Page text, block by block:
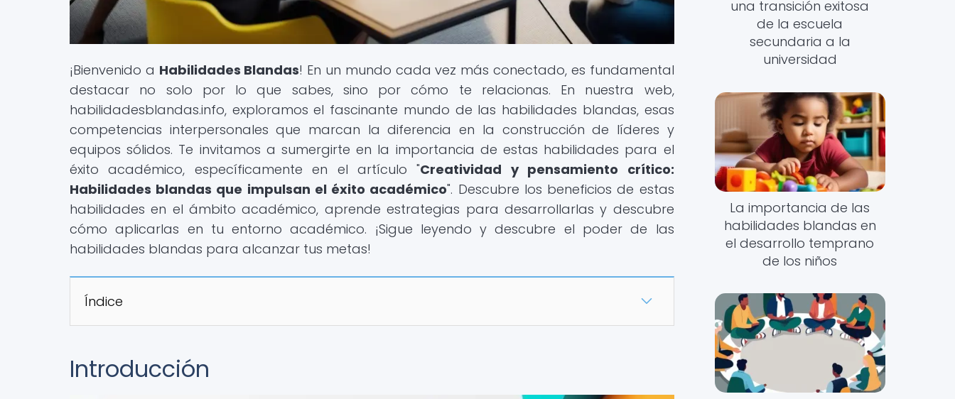
¡Bienvenido a Habilidades Blandas! En un mundo cada vez más conectado, es fundamental
destacar no solo por lo que sabes, sino por cómo te relacionas. En nuestra web,
habilidadesblandas.info, exploramos el fascinante mundo de las habilidades blandas, esas
competencias interpersonales que marcan la diferencia en la construcción de líderes y
equipos sólidos. Te invitamos a sumergirte en la importancia de estas habilidades para el
éxito académico, específicamente en el artículo "Creatividad y pensamiento crítico:
Habilidades blandas que impulsan el éxito académico". Descubre los beneficios de estas
habilidades en el ámbito académico, aprende estrategias para desarrollarlas y descubre
cómo aplicarlas en tu entorno académico. ¡Sigue leyendo y descubre el poder de las
habilidades blandas para alcanzar tus metas!
Índice
Introducción
una transición exitosa
de la escuela
secundaria a la
universidad
La importancia de las
habilidades blandas en
el desarrollo temprano
de los niños